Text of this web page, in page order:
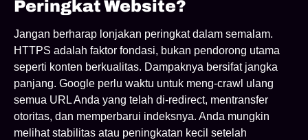
Peringkat Website?
Jangan berharap lonjakan peringkat dalam semalam.
HTTPS adalah faktor fondasi, bukan pendorong utama
seperti konten berkualitas. Dampaknya bersifat jangka
panjang. Google perlu waktu untuk meng-crawl ulang
semua URL Anda yang telah di-redirect, mentransfer
otoritas, dan memperbarui indeksnya. Anda mungkin
melihat stabilitas atau peningkatan kecil setelah